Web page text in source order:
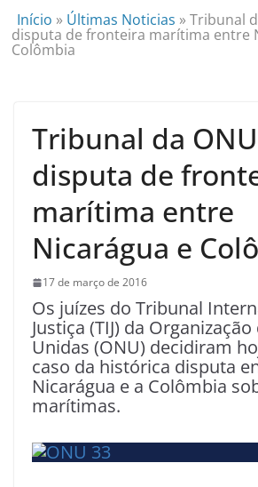
Início » Últimas Noticias »Tribunal
disputa de fronteira marítima entre
Colômbia
Tribunal da
disputa de
marítima entre
Nicarágua e
17 de março de 2016
Os juízes do Tribunal
Justiça (TIJ) da
Unidas (ONU) decidiram
caso da histórica disputa
Nicarágua e a Colômbia
marítimas.